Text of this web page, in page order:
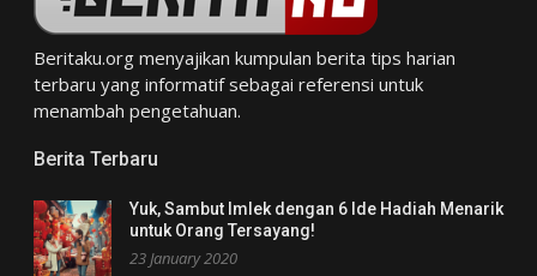
Beritaku.orgmenyajikan kumpulan berita tips harian
terbaru yang informatif sebagai referensi untuk
menambah pengetahuan.
Berita Terbaru
Yuk, Sambut Imlek dengan 6 Ide Hadiah Menarik
untuk Orang Tersayang!
23 January 2020